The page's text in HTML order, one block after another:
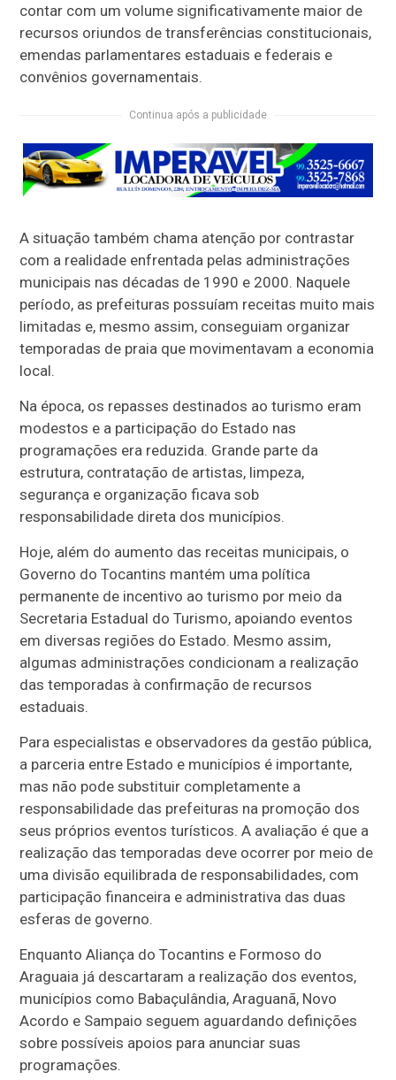
contar com um volume significativamente maior de
recursos oriundos de transferências constitucionais,
emendas parlamentares estaduais e federais e
convênios governamentais.
Continua após a publicidade
A situação também chama atenção por contrastar
com a realidade enfrentada pelas administrações
municipais nas décadas de 1990 e 2000. Naquele
período, as prefeituras possuíam receitas muito mais
limitadas e, mesmo assim, conseguiam organizar
temporadas de praia que movimentavam a economia
local.
Na época, os repasses destinados ao turismo eram
modestos e a participação do Estado nas
programações era reduzida. Grande parte da
estrutura, contratação de artistas, limpeza,
segurança e organização ficava sob
responsabilidade direta dos municípios.
Hoje, além do aumento das receitas municipais, o
Governo do Tocantins mantém uma política
permanente de incentivo ao turismo por meio da
Secretaria Estadual do Turismo, apoiando eventos
em diversas regiões do Estado. Mesmo assim,
algumas administrações condicionam a realização
das temporadas à confirmação de recursos
estaduais.
Para especialistas e observadores da gestão pública,
a parceria entre Estado e municípios é importante,
mas não pode substituir completamente a
responsabilidade das prefeituras na promoção dos
seus próprios eventos turísticos. A avaliação é que a
realização das temporadas deve ocorrer por meio de
uma divisão equilibrada de responsabilidades, com
participação financeira e administrativa das duas
esferas de governo.
Enquanto Aliança do Tocantins e Formoso do
Araguaia já descartaram a realização dos eventos,
municípios como Babaçulândia, Araguanã, Novo
Acordo e Sampaio seguem aguardando definições
sobre possíveis apoios para anunciar suas
programações.